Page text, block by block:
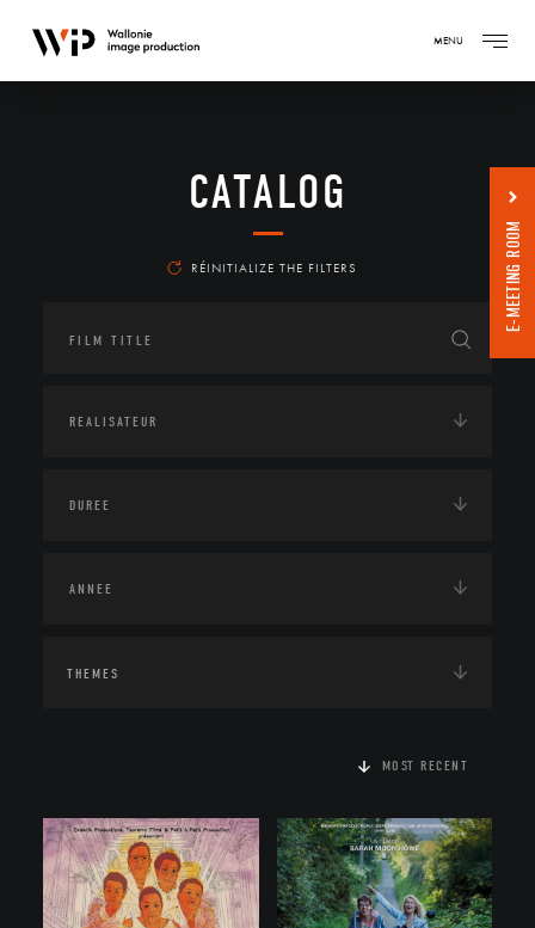
MENU
CATALOG
RÉINITIALIZE THE FILTERS
THEMES
MOST RECENT
E-MEETING ROOM